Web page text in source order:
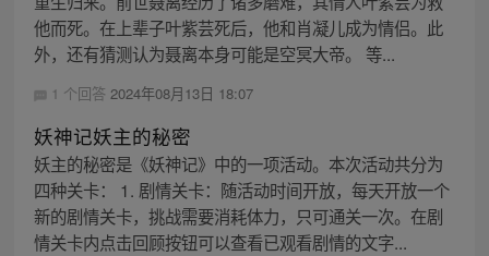
他而死。在上辈子叶紫芸死后，他和肖凝儿成为情侣。此
外，还有猜测认为聂离本身可能是空冥大帝。 等...
1 个回答 2024年08月13日 18:07
妖神记妖主的秘密
妖主的秘密是《妖神记》中的一项活动。本次活动共分为
四种关卡： 1. 剧情关卡：随活动时间开放，每天开放一个
新的剧情关卡，挑战需要消耗体力，只可通关一次。在剧
情关卡内点击回顾按钮可以查看已观看剧情的文字...